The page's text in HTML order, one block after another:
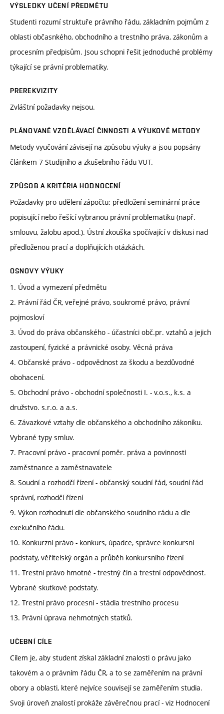
VÝSLEDKY UČENÍ PŘEDMĚTU
Studenti rozumí struktuře právního řádu, základním pojmům z
oblasti občasnkého, obchodního a trestního práva, zákonům a
procesním předpisům. Jsou schopni řešit jednoduché problémy
týkající se právní problematiky.
PREREKVIZITY
Zvláštní požadavky nejsou.
PLÁNOVANÉ VZDĚLÁVACÍ ČINNOSTI A VÝUKOVÉ METODY
Metody vyučování závisejí na způsobu výuky a jsou popsány
článkem 7 Studijního a zkušebního řádu VUT.
ZPŮSOB A KRITÉRIA HODNOCENÍ
Požadavky pro udělení zápočtu: předložení seminární práce
popisující nebo řešící vybranou právní problematiku (např.
smlouvu, žalobu apod.). Ústní zkouška spočívající v diskusi nad
předloženou prací a doplňujících otázkách.
OSNOVY VÝUKY
1. Úvod a vymezení předmětu
2. Právní řád ČR, veřejné právo, soukromé právo, právní
pojmosloví
3. Úvod do práva občanského - účastníci obč.pr. vztahů a jejich
zastoupení, fyzické a právnické osoby. Věcná práva
4. Občanské právo - odpovědnost za škodu a bezdůvodné
obohacení.
5. Obchodní právo - obchodní společnosti I. - v.o.s., k.s. a
družstvo. s.r.o. a a.s.
6. Závazkové vztahy dle občanského a obchodního zákoníku.
Vybrané typy smluv.
7. Pracovní právo - pracovní poměr. práva a povinnosti
zaměstnance a zaměstnavatele
8. Soudní a rozhodčí řízení - občanský soudní řád, soudní řád
správní, rozhodčí řízení
9. Výkon rozhodnutí dle občanského soudního rádu a dle
exekučního řádu.
10. Konkurzní právo - konkurs, úpadce, správce konkursní
podstaty, věřitelský orgán a průběh konkursního řízení
11. Trestní právo hmotné - trestný čin a trestní odpovědnost.
Vybrané skutkové podstaty.
12. Trestní právo procesní - stádia trestního procesu
13. Právní úprava nehmotných statků.
UČEBNÍ CÍLE
Cílem je, aby student získal základní znalosti o právu jako
takovém a o právním řádu ČR, a to se zaměřením na právní
obory a oblasti, které nejvíce souvisejí se zaměřením studia.
Svoji úroveň znalostí prokáže závěrečnou prací - viz Hodnocení